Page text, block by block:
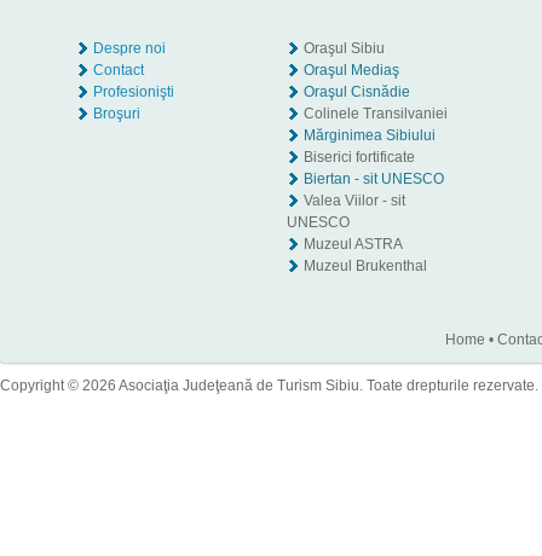
Despre noi
Contact
Profesionişti
Broşuri
Oraşul Sibiu
Oraşul Mediaş
Oraşul Cisnădie
Colinele Transilvaniei
Mărginimea Sibiului
Biserici fortificate
Biertan - sit UNESCO
Valea Viilor - sit
UNESCO
Muzeul ASTRA
Muzeul Brukenthal
Home •
Copyright © 2026 Asociaţia Judeţeană de Turism Sibiu. Toate drepturile rezervate.